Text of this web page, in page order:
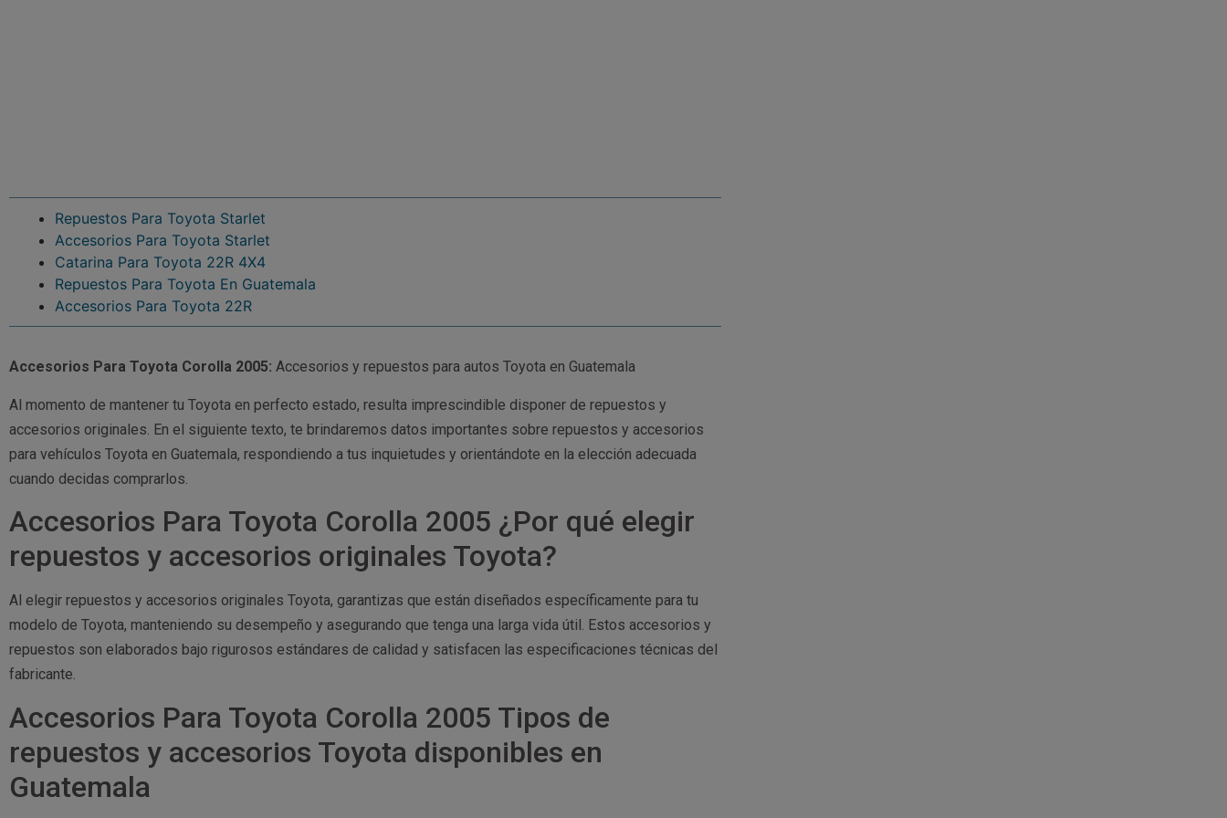
Repuestos Para Toyota Starlet
Accesorios Para Toyota Starlet
Catarina Para Toyota 22R 4X4
Repuestos Para Toyota En Guatemala
Accesorios Para Toyota 22R
Accesorios Para Toyota Corolla 2005: Accesorios y repuestos para autos Toyota en Guatemala
Al momento de mantener tu Toyota en perfecto estado, resulta imprescindible disponer de repuestos y
accesorios originales. En el siguiente texto, te brindaremos datos importantes sobre repuestos y accesorios
para vehículos Toyota en Guatemala, respondiendo a tus inquietudes y orientándote en la elección adecuada
cuando decidas comprarlos.
Accesorios Para Toyota Corolla 2005 ¿Por qué elegir
repuestos y accesorios originales Toyota?
Al elegir repuestos y accesorios originales Toyota, garantizas que están diseñados específicamente para tu
modelo de Toyota, manteniendo su desempeño y asegurando que tenga una larga vida útil. Estos accesorios y
repuestos son elaborados bajo rigurosos estándares de calidad y satisfacen las especificaciones técnicas del
fabricante.
Accesorios Para Toyota Corolla 2005 Tipos de
repuestos y accesorios Toyota disponibles en
Guatemala